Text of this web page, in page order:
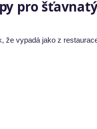
pro
že vypadá jako z